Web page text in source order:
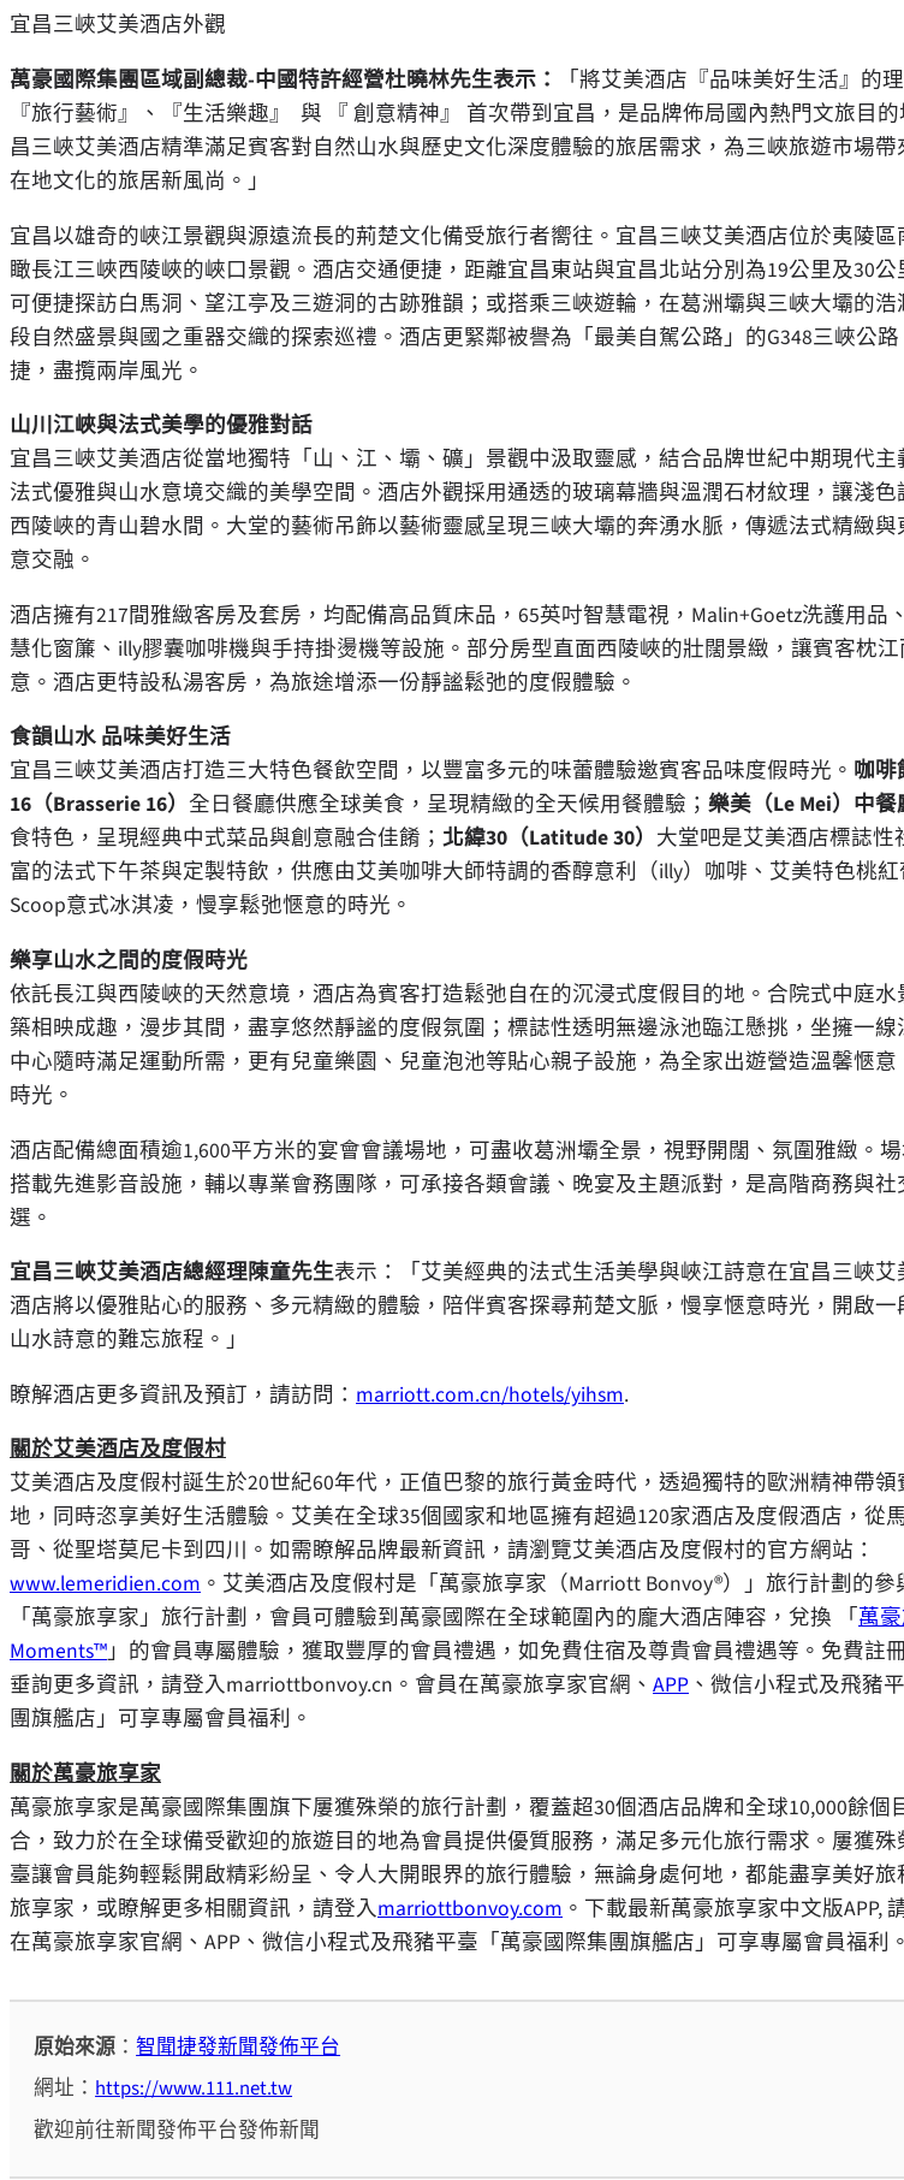
宜昌三峽艾美酒店外觀
萬豪國際集團區域副總裁-中國特許經營杜曉林先生表示：
「將艾美酒店『品味美好生活』的
『旅行藝術』、『生活樂趣』 與 『 創意精神』 首次帶到宜昌，是品牌佈局國內熱門文旅目
昌三峽艾美酒店精準滿足賓客對自然山水與歷史文化深度體驗的旅居需求，為三峽旅遊市場
在地文化的旅居新風尚。」
宜昌以雄奇的峽江景觀與源遠流長的荊楚文化備受旅行者嚮往。宜昌三峽艾美酒店位於夷陵
瞰長江三峽西陵峽的峽口景觀。酒店交通便捷，距離宜昌東站與宜昌北站分別為19公里及30公
可便捷探訪白馬洞、望江亭及三遊洞的古跡雅韻；或搭乘三峽遊輪，在葛洲壩與三峽大壩的
段自然盛景與國之重器交織的探索巡禮。酒店更緊鄰被譽為「最美自駕公路」的G348三峽公
捷，盡攬兩岸風光。
山川江峽與法式美學的優雅對話
宜昌三峽艾美酒店從當地獨特「山、江、壩、礦」景觀中汲取靈感，結合品牌世紀中期現代
法式優雅與山水意境交織的美學空間。酒店外觀採用通透的玻璃幕牆與溫潤石材紋理，讓淺
西陵峽的青山碧水間。大堂的藝術吊飾以藝術靈感呈現三峽大壩的奔湧水脈，傳遞法式精緻
意交融。
酒店擁有217間雅緻客房及套房，均配備高品質床品，65英吋智慧電視，Malin+Goetz洗護用品
慧化窗簾、illy膠囊咖啡機與手持掛燙機等設施。部分房型直面西陵峽的壯闊景緻，讓賓客枕
意。酒店更特設私湯客房，為旅途增添一份靜謐鬆弛的度假體驗。
食韻山水 品味美好生活
宜昌三峽艾美酒店打造三大特色餐飲空間，以豐富多元的味蕾體驗邀賓客品味度假時光。 咖啡
16（Brasserie 16） 全日餐廳供應全球美食，呈現精緻的全天候用餐體驗； 樂美（Le Mei）中餐
食特色，呈現經典中式菜品與創意融合佳餚； 北緯30（Latitude30） 大堂吧是艾美酒店標誌性
富的法式下午茶與定製特飲，供應由艾美咖啡大師特調的香醇意利（illy）咖啡、艾美特色桃紅
Scoop意式冰淇凌，慢享鬆弛愜意的時光。
樂享山水之間的度假時光
依託長江與西陵峽的天然意境，酒店為賓客打造鬆弛自在的沉浸式度假目的地。合院式中庭
築相映成趣，漫步其間，盡享悠然靜謐的度假氛圍；標誌性透明無邊泳池臨江懸挑，坐擁一線
中心隨時滿足運動所需，更有兒童樂園、兒童泡池等貼心親子設施，為全家出遊營造溫馨愜
時光。
酒店配備總面積逾1,600平方米的宴會會議場地，可盡收葛洲壩全景，視野開闊、氛圍雅緻。
搭載先進影音設施，輔以專業會務團隊，可承接各類會議、晚宴及主題派對，是高階商務與
選。
宜昌三峽艾美酒店總經理陳童先生表示：「艾美經典的法式生活美學與峽江詩意在宜昌三峽艾
酒店將以優雅貼心的服務、多元精緻的體驗，陪伴賓客探尋荊楚文脈，慢享愜意時光，開啟
山水詩意的難忘旅程。」
瞭解酒店更多資訊及預訂，請訪問： marriott.com.cn/hotels/yihsm.
關於艾美酒店及度假村
艾美酒店及度假村誕生於20世紀60年代，正值巴黎的旅行黃金時代，透過獨特的歐洲精神帶
地，同時恣享美好生活體驗。艾美在全球35個國家和地區擁有超過120家酒店及度假酒店，從
哥、從聖塔莫尼卡到四川。如需瞭解品牌最新資訊，請瀏覽艾美酒店及度假村的官方網站：
www.lemeridien.com 。艾美酒店及度假村是「萬豪旅享家（Marriott Bonvoy®）」旅行計劃的
「萬豪旅享家」旅行計劃，會員可體驗到萬豪國際在全球範圍內的龐大酒店陣容，兌換 「萬
Moments™」的會員專屬體驗，獲取豐厚的會員禮遇，如免費住宿及尊貴會員禮遇等。免費註
垂詢更多資訊，請登入marriottbonvoy.cn。會員在萬豪旅享家官網、 APP 、微信小程式及飛豬
團旗艦店」可享專屬會員福利。
關於萬豪旅享家
萬豪旅享家是萬豪國際集團旗下屢獲殊榮的旅行計劃，覆蓋超30個酒店品牌和全球10,000餘個
合，致力於在全球備受歡迎的旅遊目的地為會員提供優質服務，滿足多元化旅行需求。屢獲
臺讓會員能夠輕鬆開啟精彩紛呈、令人大開眼界的旅行體驗，無論身處何地，都能盡享美好
旅享家，或瞭解更多相關資訊，請登入marriottbonvoy.com 。下載最新萬豪旅享家中文版APP,
在萬豪旅享家官網、APP、微信小程式及飛豬平臺「萬豪國際集團旗艦店」可享專屬會員福利。
原始來源 ：智聞捷發新聞發佈平台
網址：https://www.111.net.tw
歡迎前往新聞發佈平台發佈新聞